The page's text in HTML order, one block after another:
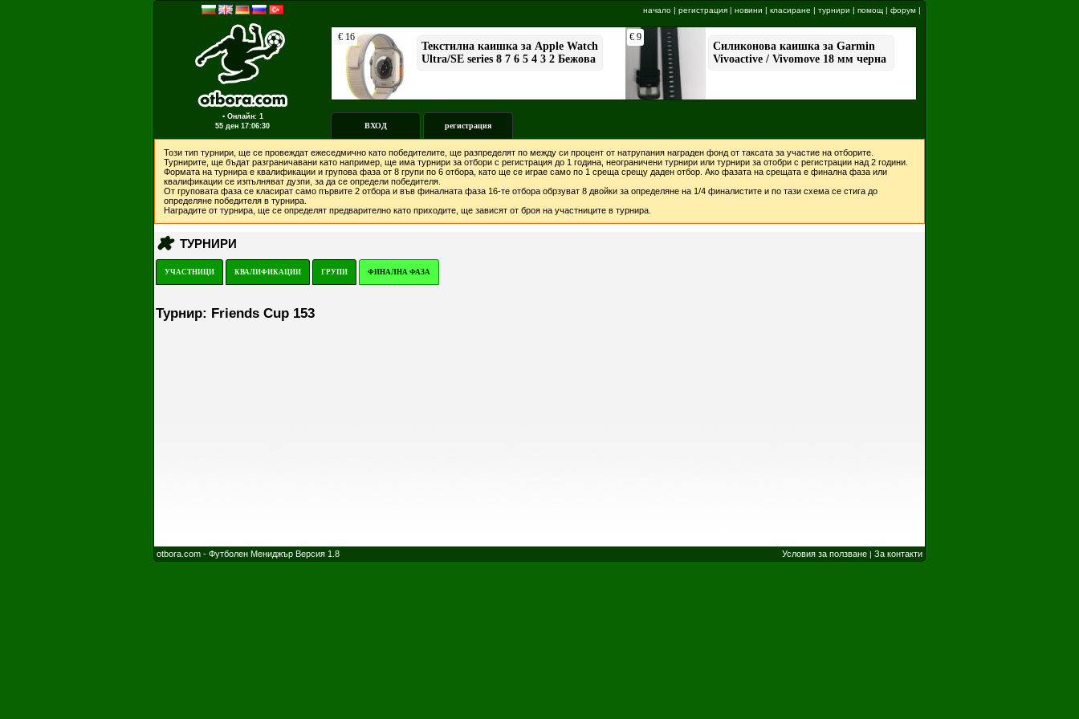
▪ Онлайн: 1
55 ден 17:06:30
начало | регистрация | новини | класиране | турнири | помощ | форум |
ВХОД регистрация
Този тип турнири, ще се провеждат ежеседмично като победителите, ще разпределят по между си процент от натрупания награден фонд от таксата за участие на отборите.
Турнирите, ще бъдат разграничавани като например, ще има турнири за отбори с регистрация до 1 година, неограничени турнири или турнири за отобри с регистрации над 2 години.
Формата на турнира е квалификации и групова фаза от 8 групи по 6 отбора, като ще се играе само по 1 среща срещу даден отбор. Ако фазата на срещата е финална фаза или
квалификации се изпълняват дузпи, за да се определи победителя.
От груповата фаза се класират само първите 2 отбора и във финалната фаза 16-те отбора обрзуват 8 двойки за определяне на 1/4 финалистите и по тази схема се стига до
определяне победителя в турнира.
Наградите от турнира, ще се определят предварително като приходите, ще зависят от броя на участниците в турнира.
ТУРНИРИ
УЧАСТНИЦИ КВАЛИФИКАЦИИ ГРУПИ ФИНАЛНА ФАЗА
Турнир: Friends Cup 153
otbora.com - Футболен Мениджър Версия 1.8 Условия за ползване | За контакти